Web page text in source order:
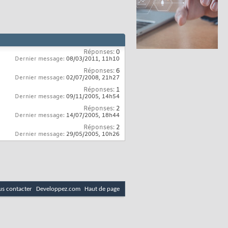
Réponses:0
Dernier message: 08/03/2011, 11h10
Réponses:6
Dernier message: 02/07/2008, 21h27
Réponses: 1
Dernier message: 09/11/2005, 14h54
Réponses: 2
Dernier message: 14/07/2005, 18h44
Réponses: 2
Dernier message: 29/05/2005, 10h26
contacter Developpez.com Haut de page